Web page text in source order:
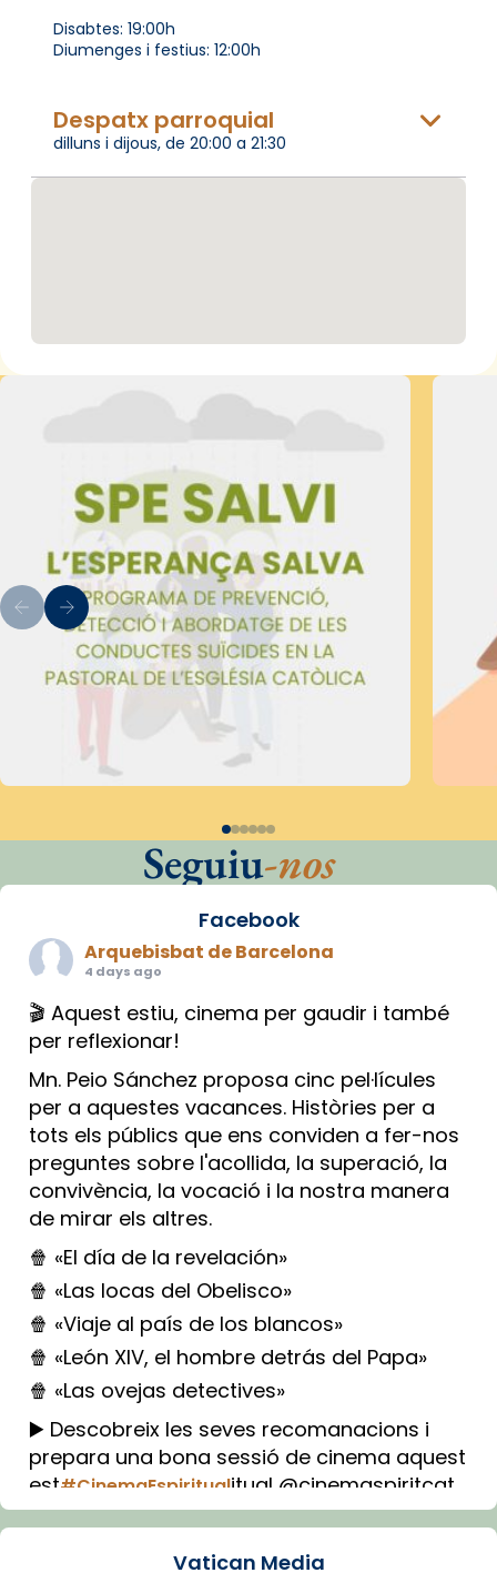
Disabtes: 19:00h
Diumenges i festius: 12:00h
Despatx parroquial
dilluns i dijous, de 20:00 a 21:30
Seguiu-nos
Facebook
Arquebisbat de Barcelona
4 days ago
🎬 Aquest estiu, cinema per gaudir i també
per reflexionar!
Mn. Peio Sánchez proposa cinc pel·lícules
per a aquestes vacances. Històries per a
tots els públics que ens conviden a fer-nos
preguntes sobre l'acollida, la superació, la
convivència, la vocació i la nostra manera
de mirar els altres.
🍿 «El día de la revelación»
🍿 «Las locas del Obelisco»
🍿 «Viaje al país de los blancos»
🍿 «León XIV, el hombre detrás del Papa»
🍿 «Las ovejas detectives»
▶️ Descobreix les seves recomanacions i
prepara una bona sessió de cinema aquest
est#CinemaEspiritualitual @cinemaspiritcat
Imatge: Generada amb IA (OpenAI)
Vatican Media